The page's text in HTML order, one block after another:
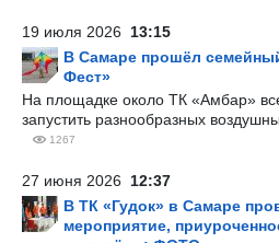
19 июля 2026 13:15
В Самаре прошёл
Фест»
На площадке около ТК «Амбар»
запустить разнообразных
1267
27 июня 2026 12:37
В ТК «Гудок» в Самаре
мероприятие,